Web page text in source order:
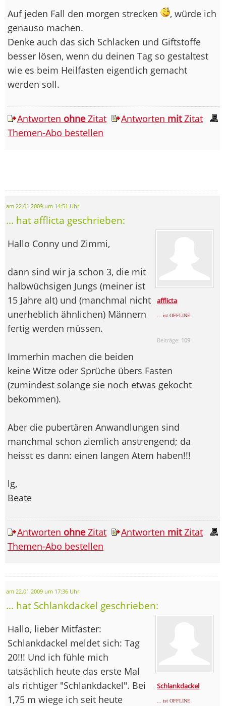
Auf jeden Fall den morgen strecken
, würde ich
genauso machen.
Denke auch das sich Schlacken und Giftstoffe
besser lösen, wenn du deinen Tag so gestaltest
wie es beim Heilfasten eigentlich gemacht
werden soll.
Antworten ohne Zitat Antworten mitZitat
Themen-Abo bestellen
am 22.01.2009 um 14:51 Uhr
... hat afflicta geschrieben:
afflicta
... ist OFFLINE
Beiträge: 109
Hallo Conny und Zimmi,
dann sind wir ja schon 3, die mit
halbwüchsigen Jungs (meiner ist
15 Jahre alt) und (manchmal nicht
unerheblich ähnlichen) Männern
fertig werden müssen.
Immerhin machen die beiden
keine Witze oder Sprüche übers Fasten
(zumindest solange sie noch etwas gekocht
bekommen).
Aber die pubertären Anwandlungen sind
manchmal schon ziemlich anstrengend; da
heisst es dann: einen langen Atem haben!!!
lg,
Beate
Antworten ohne Zitat Antworten mitZitat
Themen-Abo bestellen
am 22.01.2009 um 17:36 Uhr
... hat Schlankdackel geschrieben:
Schlankdackel
... ist OFFLINE
Hallo, lieber Mitfaster:
Schlankdackel meldet sich: Tag
20!!! Und ich fühle mich
tatsächlich heute das erste Mal
als richtiger "Schlankdackel". Bei
1,75 m wiege ich seit heute